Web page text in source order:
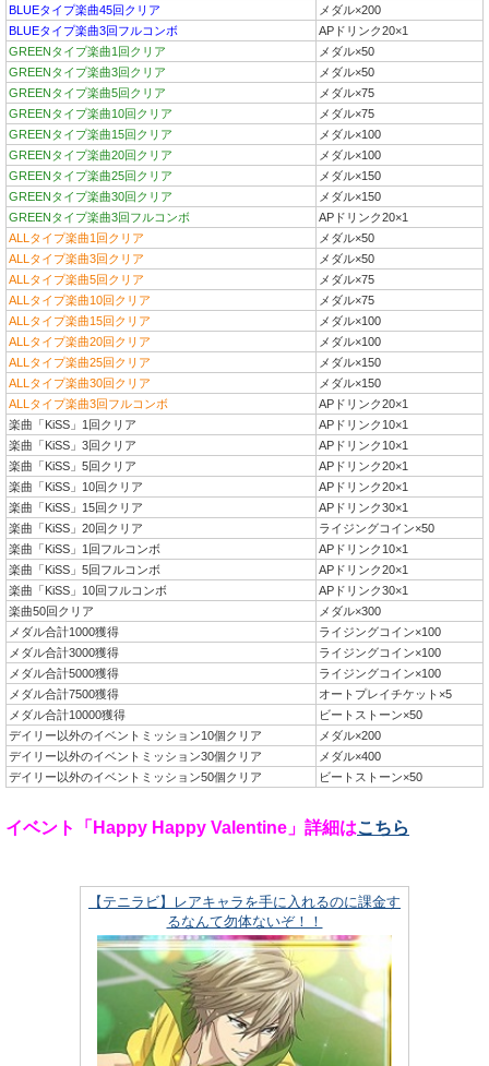
BLUEタイプ楽曲45回クリア
メダル×200
BLUEタイプ楽曲3回フルコンボ
APドリンク20×1
GREENタイプ楽曲1回クリア
メダル×50
GREENタイプ楽曲3回クリア
メダル×50
GREENタイプ楽曲5回クリア
メダル×75
GREENタイプ楽曲10回クリア
メダル×75
GREENタイプ楽曲15回クリア
メダル×100
GREENタイプ楽曲20回クリア
メダル×100
GREENタイプ楽曲25回クリア
メダル×150
GREENタイプ楽曲30回クリア
メダル×150
GREENタイプ楽曲3回フルコンボ
APドリンク20×1
ALLタイプ楽曲1回クリア
メダル×50
ALLタイプ楽曲3回クリア
メダル×50
ALLタイプ楽曲5回クリア
メダル×75
ALLタイプ楽曲10回クリア
メダル×75
ALLタイプ楽曲15回クリア
メダル×100
ALLタイプ楽曲20回クリア
メダル×100
ALLタイプ楽曲25回クリア
メダル×150
ALLタイプ楽曲30回クリア
メダル×150
ALLタイプ楽曲3回フルコンボ
APドリンク20×1
楽曲「KiSS」1回クリア
APドリンク10×1
楽曲「KiSS」3回クリア
APドリンク10×1
楽曲「KiSS」5回クリア
APドリンク20×1
楽曲「KiSS」10回クリア
APドリンク20×1
楽曲「KiSS」15回クリア
APドリンク30×1
楽曲「KiSS」20回クリア
ライジングコイン×50
楽曲「KiSS」1回フルコンボ
APドリンク10×1
楽曲「KiSS」5回フルコンボ
APドリンク20×1
楽曲「KiSS」10回フルコンボ
APドリンク30×1
楽曲50回クリア
メダル×300
メダル合計1000獲得
ライジングコイン×100
メダル合計3000獲得
ライジングコイン×100
メダル合計5000獲得
ライジングコイン×100
メダル合計7500獲得
オートプレイチケット×5
メダル合計10000獲得
ビートストーン×50
デイリー以外のイベントミッション10個クリア
メダル×200
デイリー以外のイベントミッション30個クリア
メダル×400
デイリー以外のイベントミッション50個クリア
ビートストーン×50
イベント「Happy Happy Valentine」詳細はこちら
【テニラビ】レアキャラを手に入れるのに課金す
るなんて勿体ないぞ！！